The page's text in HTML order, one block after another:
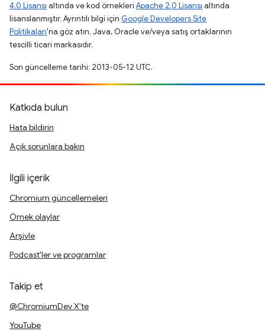
4.0 Lisansı altında ve kod örnekleri Apache 2.0 Lisansı altında
lisanslanmıştır. Ayrıntılı bilgi için Google Developers Site
Politikaları'na göz atın. Java, Oracle ve/veya satış ortaklarının
tescilli ticari markasıdır.
Son güncelleme tarihi: 2013-05-12 UTC.
Katkıda bulun
Hata bildirin
Açık sorunlara bakın
İlgili içerik
Chromium güncellemeleri
Örnek olaylar
Arşivle
Podcast'ler ve programlar
Takip et
@ChromiumDev X'te
YouTube